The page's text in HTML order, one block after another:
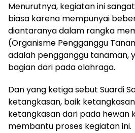
Menurutnya, kegiatan ini
biasa karena mempunyai
diantaranya dalam rangka
(Organisme Pengganggu
adalah pengganggu tanaman,
bagian dari pada olahraga.
Dan yang ketiga sebut Suardi
ketangkasan, baik
ketangkasan dari pada hewan
membantu proses kegiatan ini.